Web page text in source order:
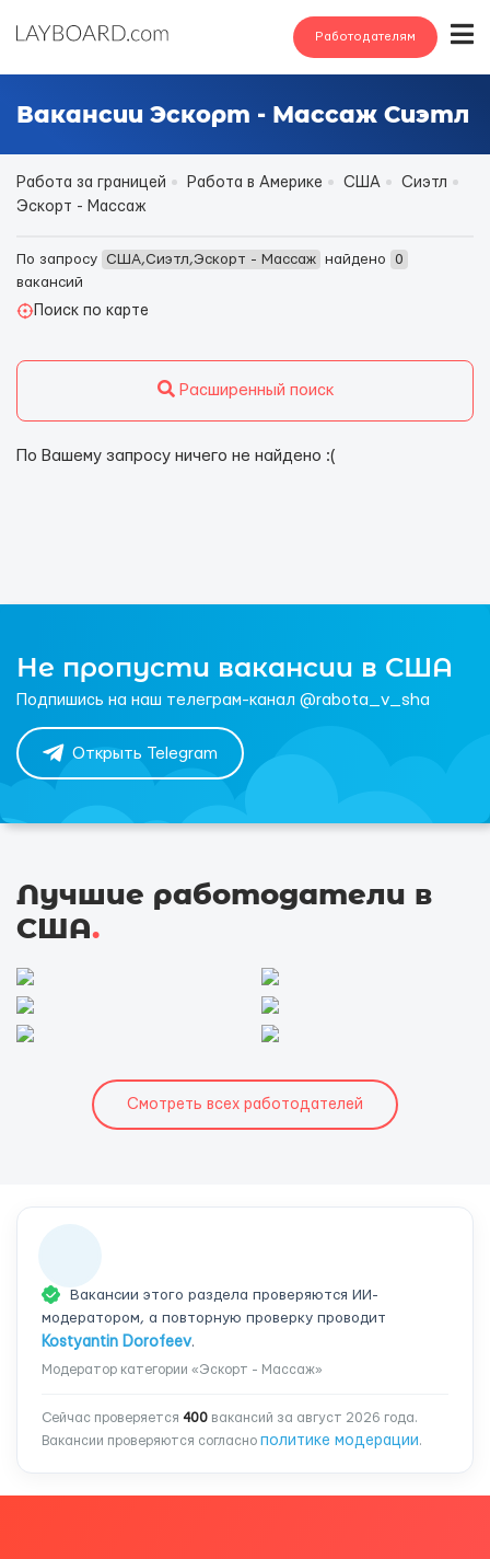
Работодателям
Вакансии Эскорт - Массаж Сиэтл
Работа за границей Работа в Америке США
Сиэтл
Эскорт - Массаж
По запросу США,Сиэтл,Эскорт - Массаж найдено
0
вакансий
Поиск по карте
Расширенный поиск
По Вашему запросу ничего не найдено :(
Не пропусти вакансии в США
Подпишись на наш телеграм-канал @rabota_v_sha
Открыть Telegram
Лучшие работодатели в
США.
Смотреть всех работодателей
Вакансии этого раздела проверяются ИИ-
модератором, а повторную проверку проводит
Kostyantin Dorofeev.
Модератор категории «Эскорт - Массаж»
Сейчас проверяется 400 вакансий за август 2026 года.
Вакансии проверяются согласно политике модерации.